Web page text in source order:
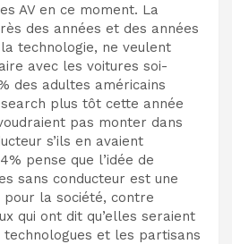
AV en ce moment. La
des années et des années
technologie, ne veulent
avec les voitures soi-
des adultes américains
plus tôt cette année
pas monter dans
s’ils en avaient
pense que l’idée de
sans conducteur est une
pour la société, contre
qui ont dit qu’elles seraient
technologues et les partisans